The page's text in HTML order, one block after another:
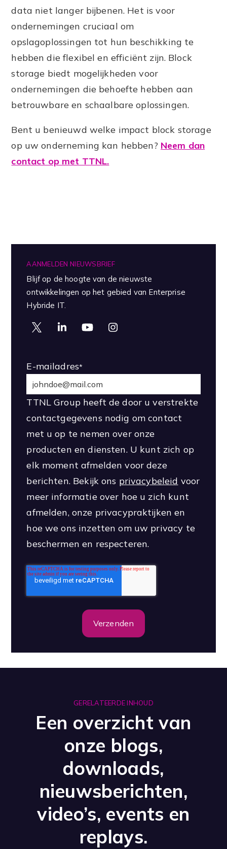
data niet langer bijbenen. Het is voor
ondernemingen cruciaal om
opslagoplossingen tot hun beschikking te
hebben die flexibel en efficiënt zijn. Block
storage biedt mogelijkheden voor
ondernemingen die behoefte hebben aan
betrouwbare en schaalbare oplossingen.
Bent u benieuwd welke impact block storage
op uw onderneming kan hebben? Neem dan
contact op met TTNL.
AANMELDEN NIEUWSBRIEF
Blijf op de hoogte van de nieuwste
ontwikkelingen op het gebied van Enterprise
Hybride IT.
E-mailadres*
TTNL Group heeft de door u verstrekte
contactgegevens nodig om contact
met u op te nemen over onze
producten en diensten. U kunt zich op
elk moment afmelden voor deze
berichten. Bekijk ons privacybeleid voor
meer informatie over hoe u zich kunt
afmelden, onze privacypraktijken en
hoe we ons inzetten om uw privacy te
beschermen en respecteren.
GERELATEERDE INHOUD
Een overzicht van
onze blogs,
downloads,
nieuwsberichten,
video’s, events en
replays.